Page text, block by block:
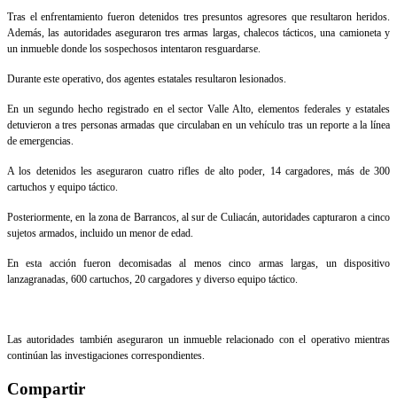
Tras el enfrentamiento fueron detenidos tres presuntos agresores que resultaron heridos.
Además, las autoridades aseguraron tres armas largas, chalecos tácticos, una camioneta y
un inmueble donde los sospechosos intentaron resguardarse.
Durante este operativo, dos agentes estatales resultaron lesionados.
En un segundo hecho registrado en el sector Valle Alto, elementos federales y estatales
detuvieron a tres personas armadas que circulaban en un vehículo tras un reporte a la línea
de emergencias.
A los detenidos les aseguraron cuatro rifles de alto poder, 14 cargadores, más de 300
cartuchos y equipo táctico.
Posteriormente, en la zona de Barrancos, al sur de Culiacán, autoridades capturaron a cinco
sujetos armados, incluido un menor de edad.
En esta acción fueron decomisadas al menos cinco armas largas, un dispositivo
lanzagranadas, 600 cartuchos, 20 cargadores y diverso equipo táctico.
Las autoridades también aseguraron un inmueble relacionado con el operativo mientras
continúan las investigaciones correspondientes.
Compartir